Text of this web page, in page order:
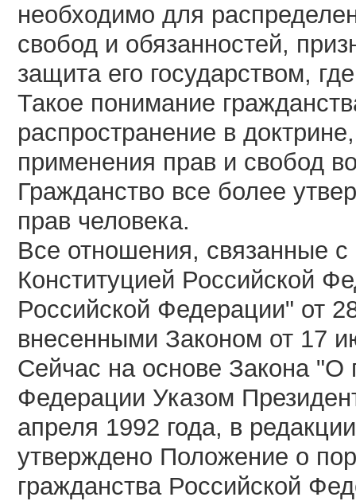
необходимо для
свобод и обязанностей,
защита его государством,
Такое понимание
распространение в
применения прав и свобод
Гражданство все более
прав человека.
Все отношения, связанные
Конституцией Российской
Российской Федерации" от
внесенными Законом от 17
Сейчас на основе Закона "О
Федерации Указом
апреля 1992 года, в
утверждено Положение о
гражданства Российской